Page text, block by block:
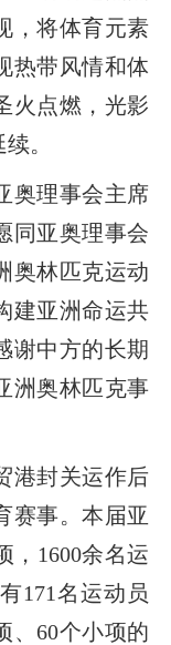
，将体育元素
热带风情和体
火点燃，光影
。
理事会主席
同亚奥理事会
奥林匹克运动
建亚洲命运共
谢中方的长期
洲奥林匹克事
封关运作后
赛事。本届亚
，1600余名运
171名运动员
、60个小项的